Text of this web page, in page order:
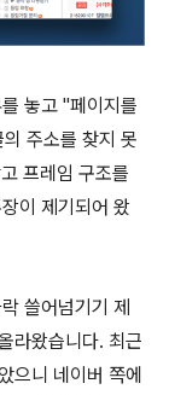
놓고 "페이지를
주소를 찾지 못
프레임 구조를
이 제기되어 왔
쓸어넘기기 제
라왔습니다. 최근
으니 네이버 쪽에